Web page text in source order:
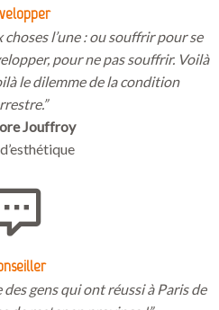
l’une : ou souffrir pour se
pour ne pas souffrir. Voilà
le dilemme de la condition
Jouffroy
des gens qui ont réussi à Paris de